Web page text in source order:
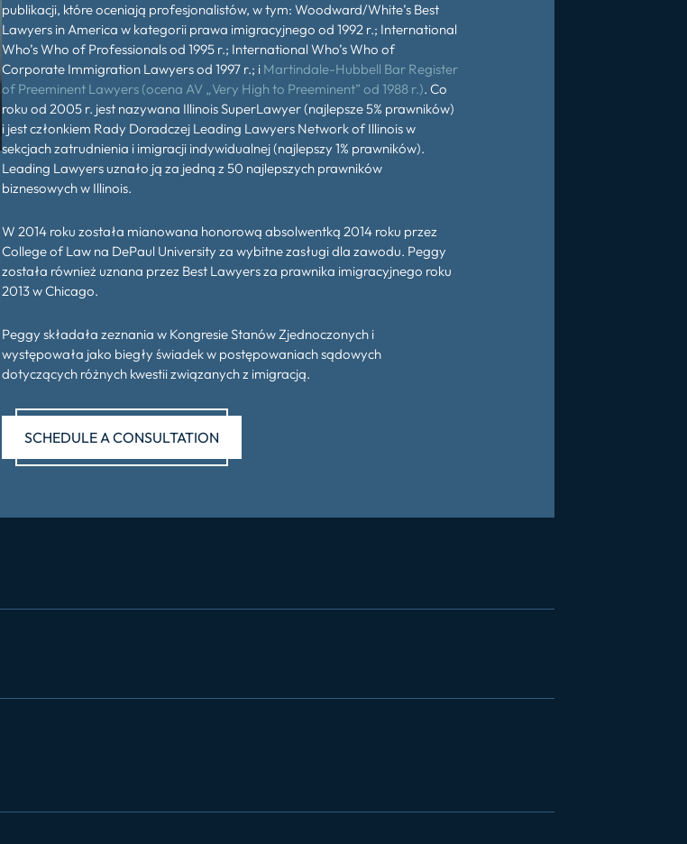
publikacji, które oceniają profesjonalistów, w tym: Woodward/White’s Best
Lawyers in America w kategorii prawa imigracyjnego od 1992 r.; International
Who’s Who of Professionals od 1995 r.; International Who’s Who of
Corporate Immigration Lawyers od 1997 r.; i Martindale-Hubbell Bar Register
of Preeminent Lawyers (ocena AV „Very High to Preeminent” od 1988 r.). Co
roku od 2005 r. jest nazywana Illinois SuperLawyer (najlepsze 5% prawników)
i jest członkiem Rady Doradczej Leading Lawyers Network of Illinois w
sekcjach zatrudnienia i imigracji indywidualnej (najlepszy 1% prawników).
Leading Lawyers uznało ją za jedną z 50 najlepszych prawników
biznesowych w Illinois.
W 2014 roku została mianowana honorową absolwentką 2014 roku przez
College of Law na DePaul University za wybitne zasługi dla zawodu. Peggy
została również uznana przez Best Lawyers za prawnika imigracyjnego roku
2013 w Chicago.
Peggy składała zeznania w Kongresie Stanów Zjednoczonych i
występowała jako biegły świadek w postępowaniach sądowych
dotyczących różnych kwestii związanych z imigracją.
SCHEDULE A CONSULTATION